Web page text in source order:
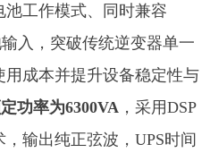
工作模式、同时兼容
入，突破传统逆变器单一
成本并提升设备稳定性与
功率为6300VA ，采用DSP
输出纯正弦波，UPS时间